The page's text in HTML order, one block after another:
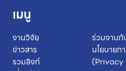
เมนู
งานวิจัย
ข่าวสาร
รวมลิงก์
ร่วมงานกั
นโยบาย
(Privacy